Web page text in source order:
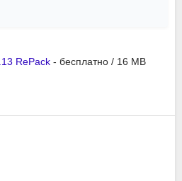
RePack - бесплатно / 16 MB